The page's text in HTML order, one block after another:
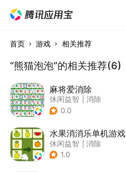
首页 游戏 相关推荐
“熊猫泡泡”的相关推荐(6)
麻将爱消除
休闲益智
消除
0.0
水果消消乐单机游戏
休闲益智
消除
1.0